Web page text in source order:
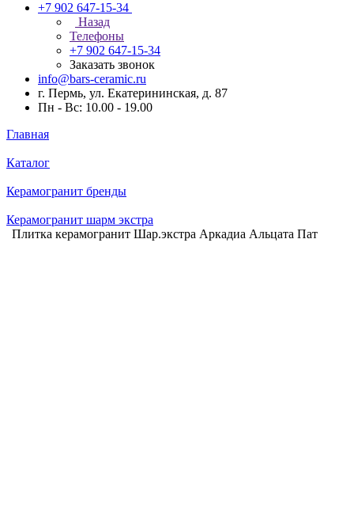
+7 902 647-15-34
Назад
Телефоны
+7 902 647-15-34
Заказать звонок
info@bars-ceramic.ru
г. Пермь, ул. Екатерининская, д. 87
Пн - Вс: 10.00 - 19.00
Главная
Каталог
Керамогранит бренды
Керамогранит шарм экстра
Плитка керамогранит Шар.экстра Аркадиа Альцата Пат